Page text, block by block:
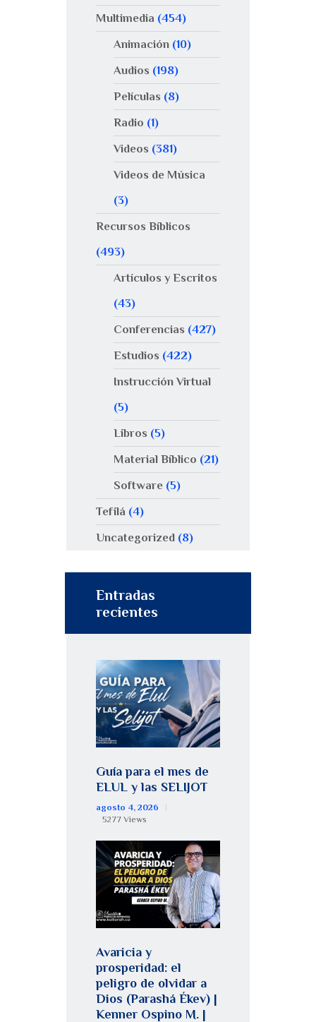
Multimedia (454)
Animación(10)
Audios (198)
Películas (8)
Radio (1)
Videos (381)
Videos de Música
(3)
Recursos Bíblicos
(493)
Artículos y Escritos
(43)
Conferencias (427)
Estudios (422)
Instrucción Virtual
(5)
Libros (5)
Material Bíblico (21)
Software(5)
Tefilá (4)
Uncategorized (8)
Entradas
recientes
Guía para el mes de
ELUL y las SELIJOT
agosto 4, 2026
5277 Views
Avaricia y
prosperidad: el
peligro de olvidar a
Dios (Parashá Ékev) |
Kenner Ospino M. |